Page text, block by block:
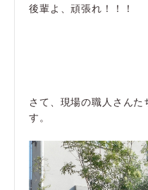
後輩よ、頑張れ！！！
さて、現場の職人さんた
す。